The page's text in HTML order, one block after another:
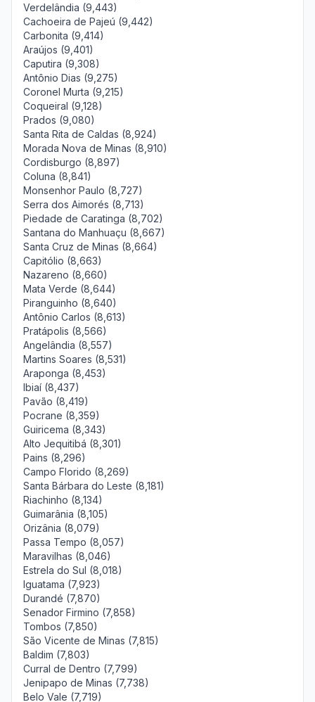
Verdelândia (9,443)
Cachoeira de Pajeú (9,442)
Carbonita (9,414)
Araújos (9,401)
Caputira (9,308)
Antônio Dias (9,275)
Coronel Murta (9,215)
Coqueiral (9,128)
Prados (9,080)
Santa Rita de Caldas (8,924)
Morada Nova de Minas (8,910)
Cordisburgo (8,897)
Coluna (8,841)
Monsenhor Paulo (8,727)
Serra dos Aimorés (8,713)
Piedade de Caratinga (8,702)
Santana do Manhuaçu (8,667)
Santa Cruz de Minas (8,664)
Capitólio (8,663)
Nazareno (8,660)
Mata Verde (8,644)
Piranguinho (8,640)
Antônio Carlos (8,613)
Pratápolis (8,566)
Angelândia (8,557)
Martins Soares (8,531)
Araponga (8,453)
Ibiaí (8,437)
Pavão (8,419)
Pocrane (8,359)
Guiricema (8,343)
Alto Jequitibá (8,301)
Pains (8,296)
Campo Florido (8,269)
Santa Bárbara do Leste (8,181)
Riachinho (8,134)
Guimarânia (8,105)
Orizânia (8,079)
Passa Tempo (8,057)
Maravilhas (8,046)
Estrela do Sul (8,018)
Iguatama (7,923)
Durandé (7,870)
Senador Firmino (7,858)
Tombos (7,850)
São Vicente de Minas (7,815)
Baldim (7,803)
Curral de Dentro (7,799)
Jenipapo de Minas (7,738)
Belo Vale (7,719)